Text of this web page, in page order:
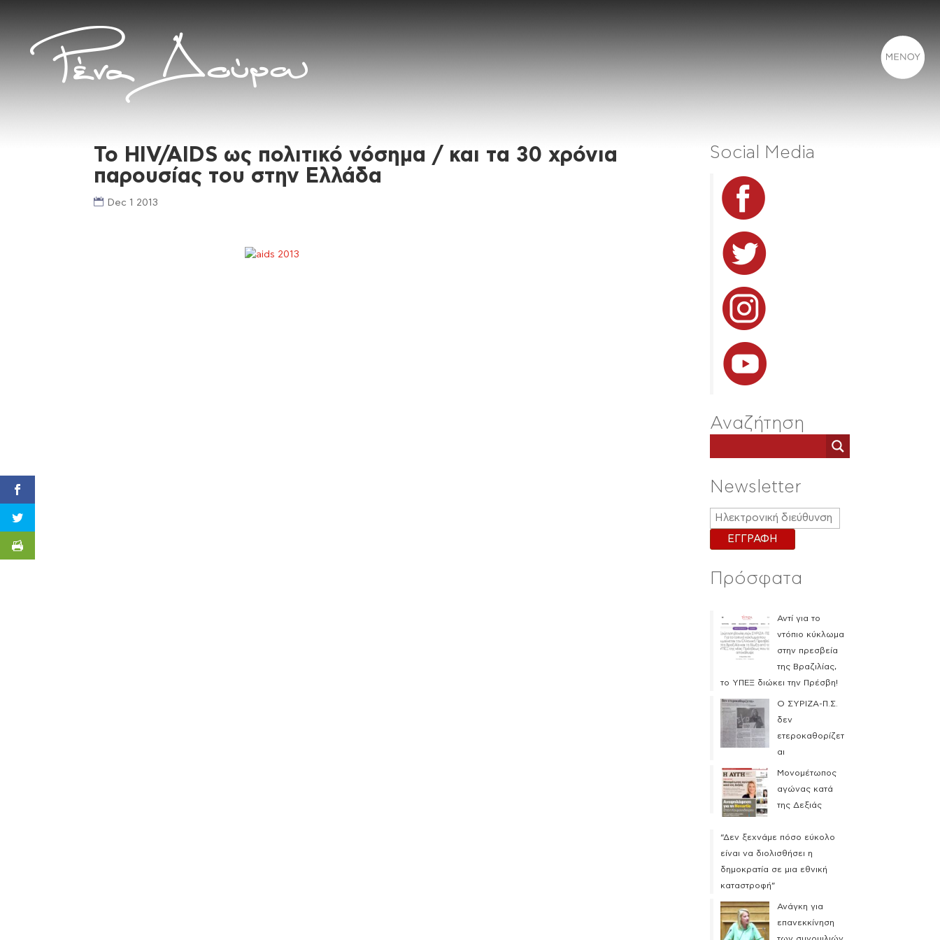
Το HIV/AIDS ως πολιτικό νόσημα / και τα 30 χρόνια
παρουσίας του στην Ελλάδα
Dec 1 2013
Social Media
Αναζήτηση
Newsletter
Πρόσφατα
Αντί για το
ντόπιο κύκλωμα
στην πρεσβεία
της Βραζιλίας,
το ΥΠΕΞ διώκει την Πρέσβη!
Ο ΣΥΡΙΖΑ-Π.Σ.
δεν
ετεροκαθορίζετ
αι
Μονομέτωπος
αγώνας κατά
της Δεξιάς
“Δεν ξεχνάμε πόσο εύκολο
είναι να διολισθήσει η
δημοκρατία σε μια εθνική
καταστροφή”
Ανάγκη για
επανεκκίνηση